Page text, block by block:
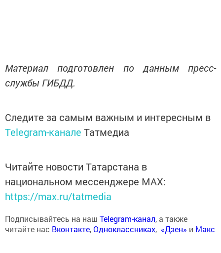
Материал подготовлен по данным пресс-
службы ГИБДД.
Следите за самым важным и интересным в
Telegram-канале Татмедиа
Читайте новости Татарстана в
национальном мессенджере MАХ:
https://max.ru/tatmedia
Подписывайтесь на наш Telegram-канал, а также
читайте нас Вконтакте,Одноклассниках, «Дзен» и Макс